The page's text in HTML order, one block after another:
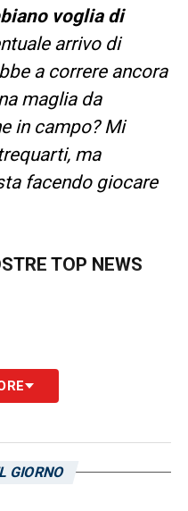
voglia di
arrivo di
a correre ancora
maglia da
in campo?Mi
ma
facendo giocare
TOP NEWS
GIORNO